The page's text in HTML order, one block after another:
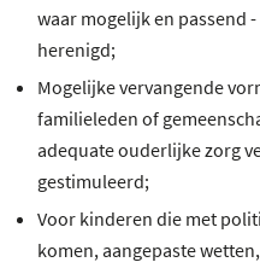
waar mogelijk en passend
herenigd;
Mogelijke vervangende
familieleden of
adequate ouderlijke zorg
gestimuleerd;
Voor kinderen die met
komen, aangepaste